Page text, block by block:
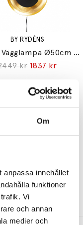
Om
anpassa innehållet
funktioner
Vi
och annan
medier och
BY RYDÉNS
Shelby Vägglampa Ø50cm Mattsvart/Mässing
kr 1837 kr
3625 kr